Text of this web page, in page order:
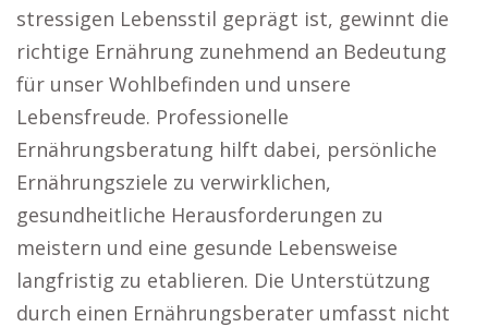
stressigen Lebensstil geprägt ist, gewinnt die
richtige Ernährung zunehmend an Bedeutung
für unser Wohlbefinden und unsere
Lebensfreude. Professionelle
Ernährungsberatung hilft dabei, persönliche
Ernährungsziele zu verwirklichen,
gesundheitliche Herausforderungen zu
meistern und eine gesunde Lebensweise
langfristig zu etablieren. Die Unterstützung
durch einen Ernährungsberater umfasst nicht